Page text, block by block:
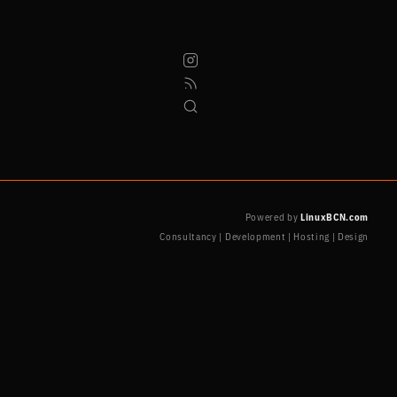
Powered by LinuxBCN.com
Consultancy | Development | Hosting | Design